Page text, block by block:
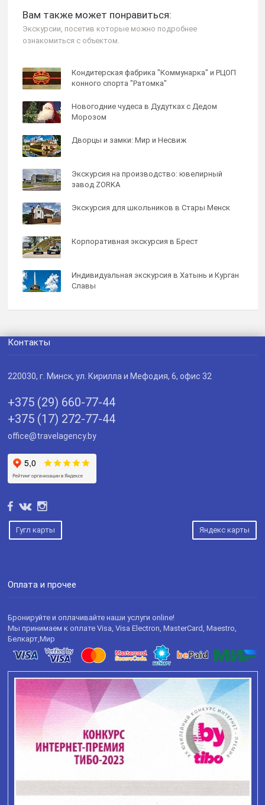
Вам также может понравиться:
Экскурсии, посетив которые можно подробнее
ознакомиться с объектом.
Кондитерская фабрика "Коммунарка" и РЦОП
конного спорта "Ратомка"
Новогодние чудеса в Дудутках с Дедом
Морозом
Дворцы и замки: Мир и Несвиж
Экскурсия на производство: ювелирный
завод ZORKA
Экскурсия для школьников в Стары Менск
Корпоративная экскурсия в Брест
Индивидуальная экскурсия в Хатынь и Курган
Славы
Контакты
220030, г. Минск, ул. Кирилла и Мефодия, 6, офис 32
+375 (29) 660-77-44
+375 (17) 272-77-44
office@travelagency.by
Гугл карты Яндекс карты
Оплата и прочее
Бронируйте и оплачивайте наши услуги online!
Мы принимаем к оплате Visa, Visa Electron, MasterCard, Maestro,
Белкарт,Мир